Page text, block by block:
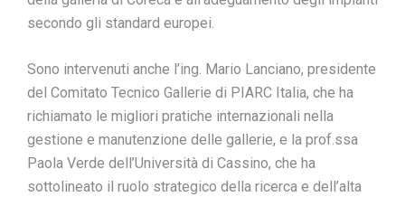
secondo gli standard europei.
Sono intervenuti anche l’ing. Mario Lanciano, presidente
del Comitato Tecnico Gallerie di PIARC Italia, che ha
richiamato le migliori pratiche internazionali nella
gestione e manutenzione delle gallerie, e la prof.ssa
Paola Verde dell’Università di Cassino, che ha
sottolineato il ruolo strategico della ricerca e dell’alta